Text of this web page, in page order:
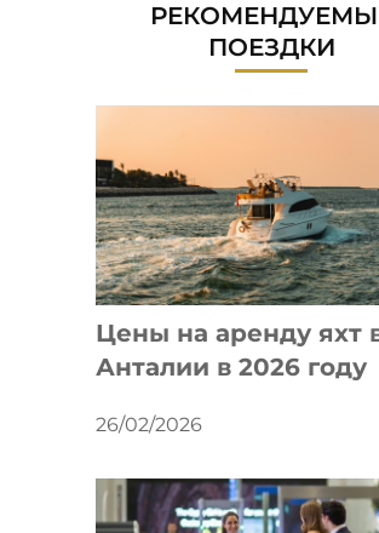
ПОЕЗДКИ
Цены на аренду яхт
Анталии в 2026 году
26/02/2026